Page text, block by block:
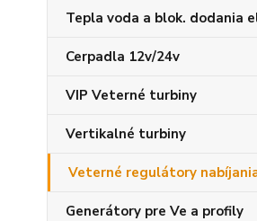
Tepla voda a blok. dodania
Cerpadla 12v/24v
VIP Veterné turbiny
Vertikalné turbiny
Veterné regulátory
Generátory pre Ve a profily